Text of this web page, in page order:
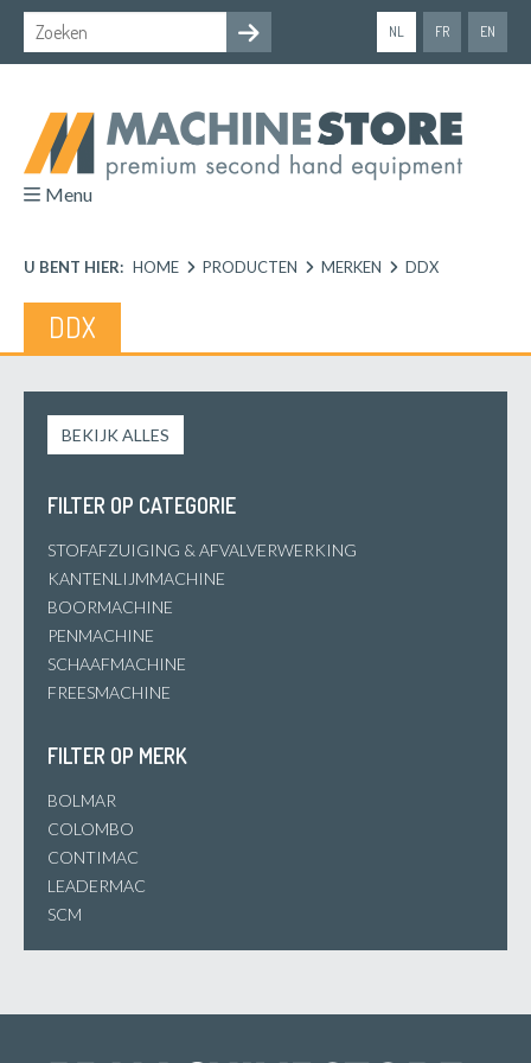
NL FR EN
Menu
U BENT HIER: HOME PRODUCTEN MERKEN DDX
DDX
BEKIJK ALLES
FILTER OP CATEGORIE
STOFAFZUIGING & AFVALVERWERKING
KANTENLIJMMACHINE
BOORMACHINE
PENMACHINE
SCHAAFMACHINE
FREESMACHINE
FILTER OP MERK
BOLMAR
COLOMBO
CONTIMAC
LEADERMAC
SCM